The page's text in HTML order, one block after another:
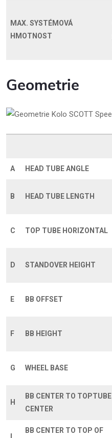
MAX. SYSTÉMOVÁ
HMOTNOST
Geometrie
A HEAD TUBE ANGLE
B HEAD TUBE LENGTH
C TOP TUBE HORIZONTAL
D STANDOVER HEIGHT
E BB OFFSET
F BB HEIGHT
G WHEEL BASE
H
BB CENTER TO TOPTUBE
CENTER
BB CENTER TO TOP OF